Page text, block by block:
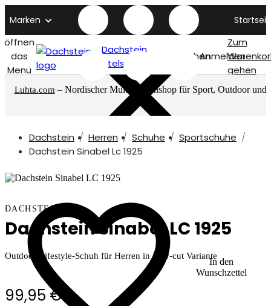
Marken
öffnen
das
Menü
Dachstein
titelseite
SuchenAnmelden
Zum
gehen
Luhta.com – Nordischer Multimarkenshop für Sport, Outdoor und
Dachstein Herren Schuhe
Sportschuhe
Dachstein Sinabel Lc 1925
In den
Wunschzettel
DACHSTEIN
Dachstein Sinabel LC 1925
Outdoor-Lifestyle-Schuh für Herren in Low-cut Variante
99,95 €